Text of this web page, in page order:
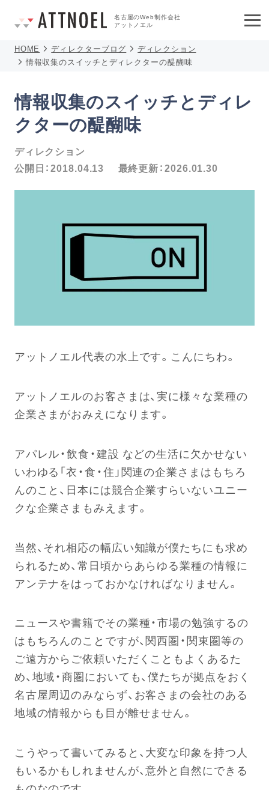
名古屋のWeb制作会社
アットノエル
HOME ディレクターブログ
ディレクション
情報収集のスイッチとディレクターの醍醐味
情報収集のスイッチとディレ
クターの醍醐味
ディレクション
公開日：2018.04.13 最終更新：2026.01.30
アットノエル代表の水上です。こんにちわ。
アットノエルのお客さまは、実に様々な業種の
企業さまがおみえになります。
アパレル・飲食・建設 などの生活に欠かせない
いわゆる「衣・食・住」関連の企業さまはもちろ
んのこと、日本には競合企業すらいないユニー
クな企業さまもみえます。
当然、それ相応の幅広い知識が僕たちにも求め
られるため、常日頃からあらゆる業種の情報に
アンテナをはっておかなければなりません。
ニュースや書籍でその業種・市場の勉強するの
はもちろんのことですが、関西圏・関東圏等の
ご遠方からご依頼いただくこともよくあるた
め、地域・商圏においても、僕たちが拠点をおく
名古屋周辺のみならず、お客さまの会社のある
地域の情報からも目が離せません。
こうやって書いてみると、大変な印象を持つ人
もいるかもしれませんが、意外と自然にできる